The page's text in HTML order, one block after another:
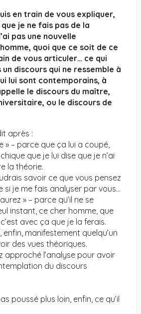
en train de vous expliquer,
je ne fais pas de la
pas une nouvelle
quoi que ce soit de ce
de vous articuler… ce qui
discours qui ne ressemble à
lui sont contemporains, à
le discours du maître,
ou le discours de
après :
» – parce que ça lui a coupé,
que je lui dise que je n’ai
la théorie.
savoir ce que vous pensez
si je me fais analyser par vous…
» – parce qu’il ne se
instant, ce cher homme, que
avec ça que je la ferais.
enfin, manifestement quelqu’un
des vues théoriques.
approché l’analyse pour avoir
du discours
poussé plus loin, enfin, ce qu’il